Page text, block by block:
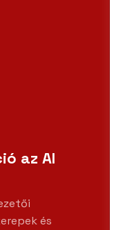
az AI
és